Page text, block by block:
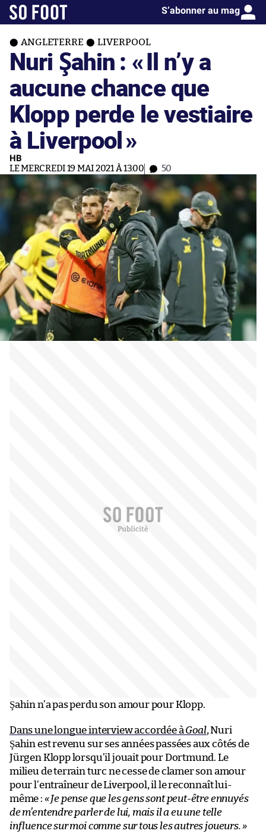
S’abonner au mag
ANGLETERRE LIVERPOOL
Nuri Şahin : «Il n’y a
aucune chance que
Klopp perde le vestiaire
à Liverpool»
HB
LE MERCREDI 19 MAI 2021 À 13:00 50
Şahin n’a pas perdu son amour pour Klopp.
Dans une longue interview accordée à Goal, Nuri
Şahin est revenu sur ses années passées aux côtés de
Jürgen Klopp lorsqu’il jouait pour Dortmund. Le
milieu de terrain turc ne cesse de clamer son amour
pour l’entraîneur de Liverpool, il le reconnaît lui-
même : « Je pense que les gens sont peut-être ennuyés
de m’entendre parler de lui, mais il a eu une telle
influence sur moi comme sur tous les autres joueurs. »